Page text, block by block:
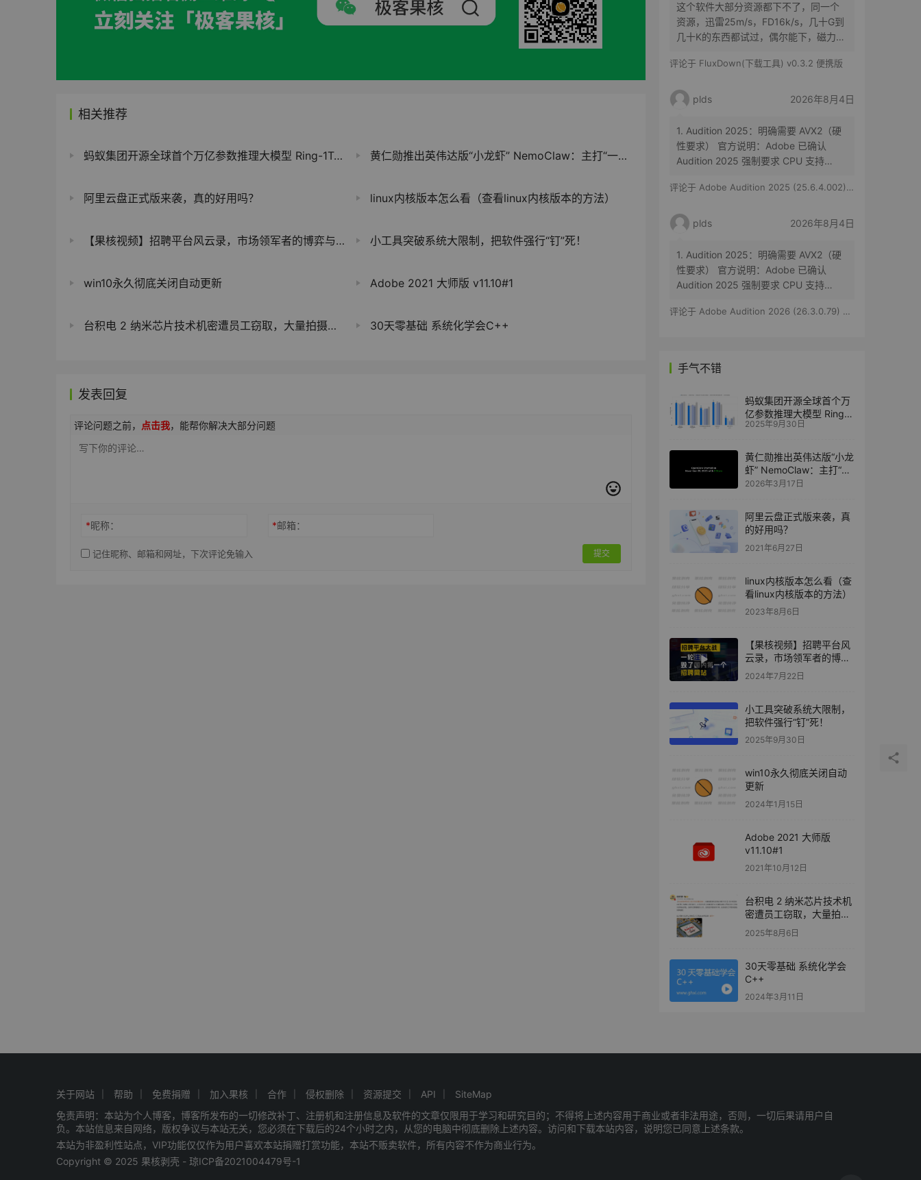
相关推荐
蚂蚁集团开源全球首个万亿参数推理大模型 Ring-1T-preview，代码生成能力超 GPT-5 黄仁勋推出英伟达版“小龙虾” NemoClaw：主打“一键安装”
阿里云盘正式版来袭，真的好用吗？ linux内核版本怎么看（查看linux内核版本的方法）
【果核视频】招聘平台风云录，市场领军者的博弈与策略 小工具突破系统大限制，把软件强行“钉”死！
win10永久彻底关闭自动更新 Adobe 2021 大师版 v11.10#1
台积电 2 纳米芯片技术机密遭员工窃取，大量拍摄资料流向东京电子员工 30天零基础 系统化学会C++
发表回复
评论问题之前， 点击我，能帮你解决大部分问题
*昵称： *邮箱：
记住昵称、邮箱和网址，下次评论免输入 提交
这个软件大部分资源都下不了，同一个
资源，迅雷25m/s，FD16k/s，几十G到
几十K的东西都试过，偶尔能下，磁力、
势，也试过四五款同类软件，没什么作
件，一言难尽
评论于 FluxDown(下载工具) v0.3.2 便携版
plds 2026年8月4日
1. Audition 2025：明确需要 AVX2（硬
性要求） 官方说明：Adobe 已确认
Audition 2025 强制要求 CPU 支持
不支持 AVX2（如 Intel 2013 年前的老
装或启动。 常见支持…
评论于 Adobe Audition 2025 (25.6.4.002) 特别版
plds 2026年8月4日
1. Audition 2025：明确需要 AVX2（硬
性要求） 官方说明：Adobe 已确认
Audition 2025 强制要求 CPU 支持
不支持 AVX2（如 Intel 2013 年前的老
评论于 Adobe Audition 2026 (26.3.0.79) 特别版
手气不错
蚂蚁集团开源全球首个万
亿参数推理大模型 Ring-
1T-preview，代码生成能
2025年9月30日
黄仁勋推出英伟达版“小龙
虾” NemoClaw：主打“一
键安装”
2026年3月17日
阿里云盘正式版来袭，真
的好用吗？
2021年6月27日
linux内核版本怎么看（查
看linux内核版本的方法）
2023年8月6日
【果核视频】招聘平台风
云录，市场领军者的博弈
与策略
2024年7月22日
小工具突破系统大限制，
把软件强行“钉”死！
2025年9月30日
win10永久彻底关闭自动
更新
2024年1月15日
Adobe 2021 大师版
v11.10#1
2021年10月12日
台积电 2 纳米芯片技术机
密遭员工窃取，大量拍摄
资料流向东京电子员工
2025年8月6日
30天零基础 系统化学会
C++
2024年3月11日
关于网站 帮助 免费捐赠 加入果核 合作 侵权删除 资源提交 API
SiteMap
免责声明：本站为个人博客，博客所发布的一切修改补丁、注册机和注册信息及软件的文章仅限用于学习和研究目的；不得将上述内容用于商业或者非法用途，否则，一切后果请用户自
负。本站信息来自网络，版权争议与本站无关，您必须在下载后的24个小时之内，从您的电脑中彻底删除上述内容。访问和下载本站内容，说明您已同意上述条款。
本站为非盈利性站点，VIP功能仅仅作为用户喜欢本站捐赠打赏功能，本站不贩卖软件，所有内容不作为商业行为。
Copyright © 2025 果核剥壳 - 琼ICP备2021004479号-1